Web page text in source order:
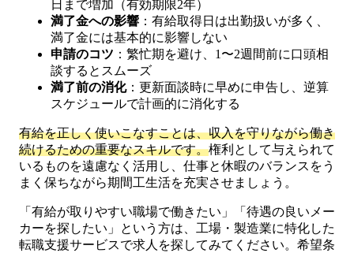
日まで増加（有効期限2年）
満了金への影響 ：有給取得日は出勤扱いが多く、
満了金には基本的に影響しない
申請のコツ ：繁忙期を避け、1〜2週間前に口頭相
談するとスムーズ
満了前の消化：更新面談時に早めに申告し、逆算
スケジュールで計画的に消化する
有給を正しく使いこなすことは、収入を守りながら働き
続けるための重要なスキルです。権利として与えられて
いるものを遠慮なく活用し、仕事と休暇のバランスをう
まく保ちながら期間工生活を充実させましょう。
「有給が取りやすい職場で働きたい」「待遇の良いメー
カーを探したい」という方は、工場・製造業に特化した
転職支援サービスで求人を探してみてください。希望条